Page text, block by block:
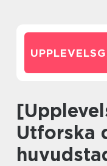
[Upplevelser i Dublin:
Utforska